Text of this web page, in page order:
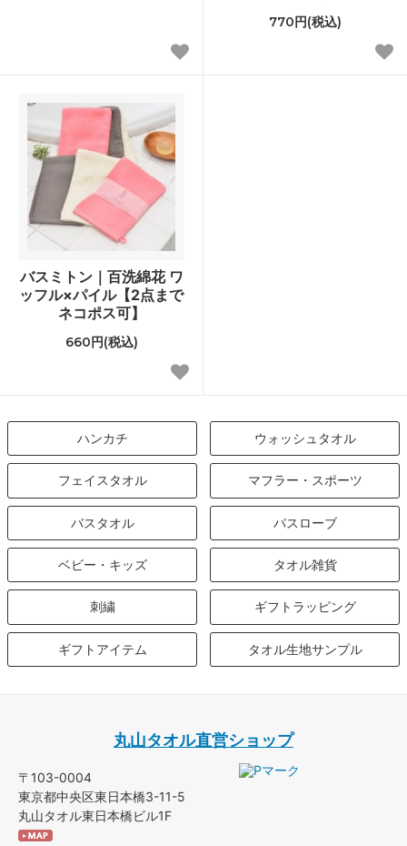
770円(税込)
バスミトン｜百洗綿花 ワ
ッフル×パイル【2点まで
ネコポス可】
660円(税込)
ハンカチ ウォッシュタオル
フェイスタオル マフラー・スポーツ
バスタオル バスローブ
ベビー・キッズ タオル雑貨
刺繍 ギフトラッピング
ギフトアイテム タオル生地サンプル
丸山タオル直営ショップ
〒103-0004
東京都中央区東日本橋3-11-5
丸山タオル東日本橋ビル1F